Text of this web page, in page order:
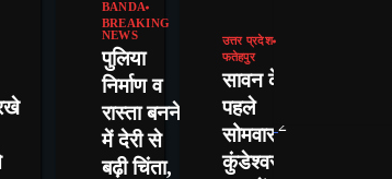
BANDA
BREAKING
NEWS
पुलिया
निर्माण व
रास्ता बनने
में देरी से
बढ़ी चिंता,
उत्तर प्रदेश
फतेहपुर
सावन के
पहले
सोमवार में
कुंडेश्वर
2